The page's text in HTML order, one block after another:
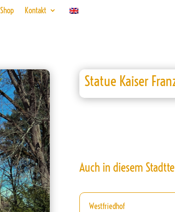
Shop Kontakt
Statue Kaiser
Auch in diesem
Westfriedhof